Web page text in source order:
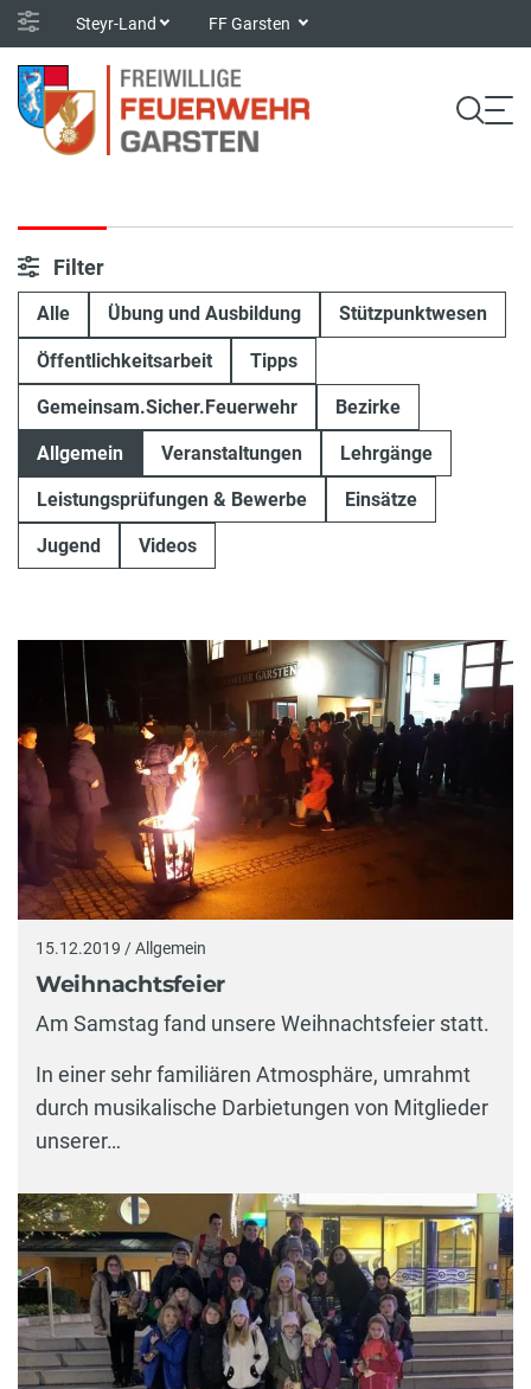
Steyr-Land FF Garsten
Filter
Alle Übung und Ausbildung Stützpunktwesen
Öffentlichkeitsarbeit Tipps
Gemeinsam.Sicher.Feuerwehr Bezirke
Allgemein Veranstaltungen Lehrgänge
Leistungsprüfungen & Bewerbe Einsätze
Jugend Videos
15.12.2019 / Allgemein
Weihnachtsfeier
Am Samstag fand unsere Weihnachtsfeier statt.
In einer sehr familiären Atmosphäre, umrahmt
durch musikalische Darbietungen von Mitglieder
unserer…